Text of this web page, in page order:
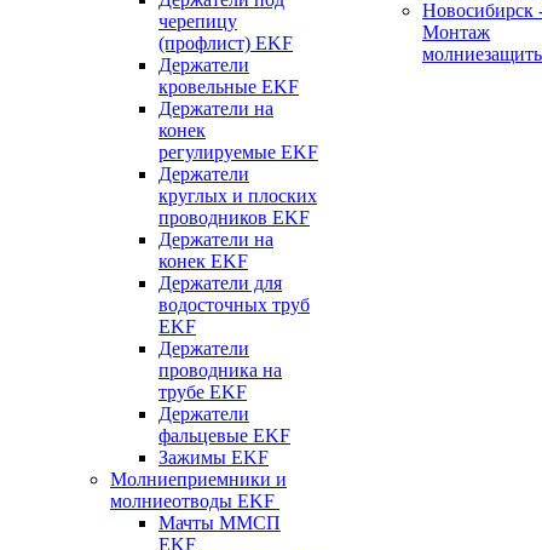
черепицу
(профлист) EKF
Держатели
кровельные EKF
Держатели на
конек
регулируемые EKF
Держатели
круглых и плоских
проводников EKF
Держатели на
конек EKF
Держатели для
водосточных труб
EKF
Держатели
проводника на
трубе EKF
Держатели
фальцевые EKF
Зажимы EKF
Молниеприемники и
молниеотводы EKF
Мачты ММСП
EKF
Новосибирск
Монтаж